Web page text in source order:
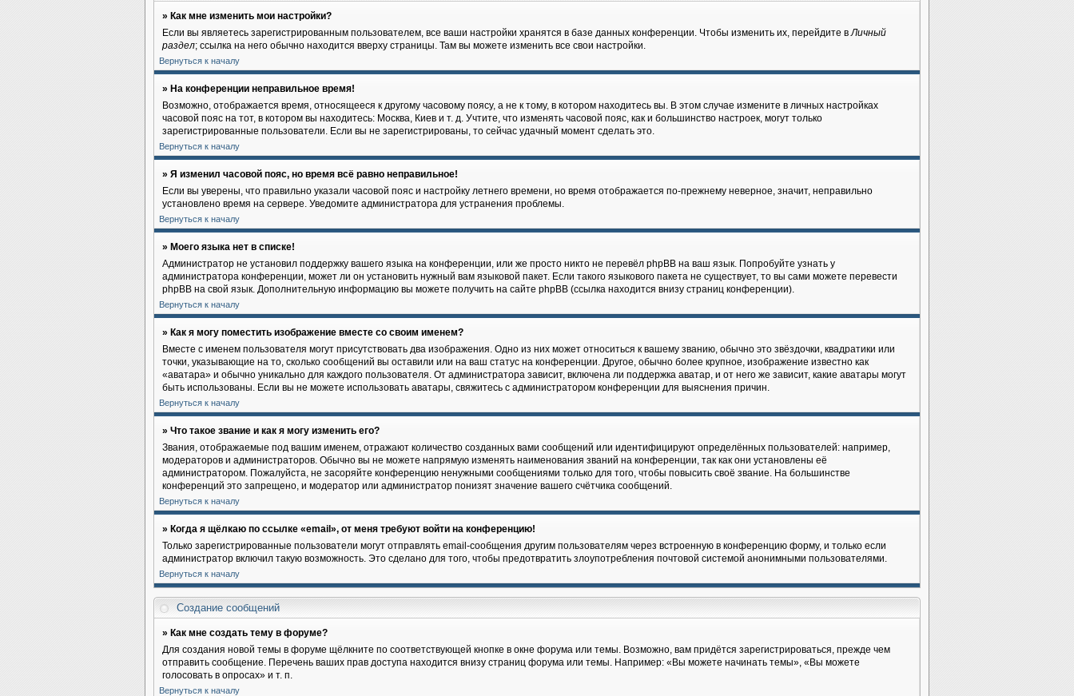
» Как мне изменить мои настройки?
Если вы являетесь зарегистрированным пользователем, все ваши настройки хранятся в базе данных конференции. Чтобы изменить их, перейдите вЛичный
раздел; ссылка на него обычно находится вверху страницы. Там вы можете изменить все свои настройки.
Вернуться к началу
» На конференции неправильное время!
Возможно, отображается время, относящееся к другому часовому поясу, а не к тому, в котором находитесь вы. В этом случае измените в личных настройках
часовой пояс на тот, в котором вы находитесь: Москва, Киев и т. д. Учтите, что изменять часовой пояс, как и большинство настроек, могут только
зарегистрированные пользователи. Если вы не зарегистрированы, то сейчас удачный момент сделать это.
Вернуться к началу
» Я изменил часовой пояс, но время всё равно неправильное!
Если вы уверены, что правильно указали часовой пояс и настройку летнего времени, но время отображается по-прежнему неверное, значит, неправильно
установлено время на сервере. Уведомите администратора для устранения проблемы.
Вернуться к началу
» Моего языка нет в списке!
Администратор не установил поддержку вашего языка на конференции, или же просто никто не перевёл phpBB на ваш язык. Попробуйте узнать у
администратора конференции, может ли он установить нужный вам языковой пакет. Если такого языкового пакета не существует, то вы сами можете перевести
phpBB на свой язык. Дополнительную информацию вы можете получить на сайте phpBB (ссылка находится внизу страниц конференции).
Вернуться к началу
» Как я могу поместить изображение вместе со своим именем?
Вместе с именем пользователя могут присутствовать два изображения. Одно из них может относиться к вашему званию, обычно это звёздочки, квадратики или
точки, указывающие на то, сколько сообщений вы оставили или на ваш статус на конференции. Другое, обычно более крупное, изображение известно как
«аватара» и обычно уникально для каждого пользователя. От администратора зависит, включена ли поддержка аватар, и от него же зависит, какие аватары могут
быть использованы. Если вы не можете использовать аватары, свяжитесь с администратором конференции для выяснения причин.
Вернуться к началу
» Что такое звание и как я могу изменить его?
Звания, отображаемые под вашим именем, отражают количество созданных вами сообщений или идентифицируют определённых пользователей: например,
модераторов и администраторов. Обычно вы не можете напрямую изменять наименования званий на конференции, так как они установлены её
администратором. Пожалуйста, не засоряйте конференцию ненужными сообщениями только для того, чтобы повысить своё звание. На большинстве
конференций это запрещено, и модератор или администратор понизят значение вашего счётчика сообщений.
Вернуться к началу
» Когда я щёлкаю по ссылке «email», от меня требуют войти на конференцию!
Только зарегистрированные пользователи могут отправлять email-сообщения другим пользователям через встроенную в конференцию форму, и только если
администратор включил такую возможность. Это сделано для того, чтобы предотвратить злоупотребления почтовой системой анонимными пользователями.
Вернуться к началу
Создание сообщений
» Как мне создать тему в форуме?
Для создания новой темы в форуме щёлкните по соответствующей кнопке в окне форума или темы. Возможно, вам придётся зарегистрироваться, прежде чем
отправить сообщение. Перечень ваших прав доступа находится внизу страниц форума или темы. Например: «Вы можете начинать темы», «Вы можете
голосовать в опросах» и т. п.
Вернуться к началу